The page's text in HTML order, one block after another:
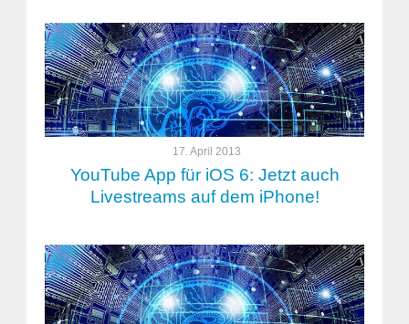
17. April 2013
YouTube App für iOS 6: Jetzt auch
Livestreams auf dem iPhone!